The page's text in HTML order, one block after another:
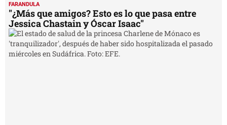
FARANDULA
"¿Más que amigos? Esto es lo que pasa entre
Jessica Chastain y Óscar Isaac"